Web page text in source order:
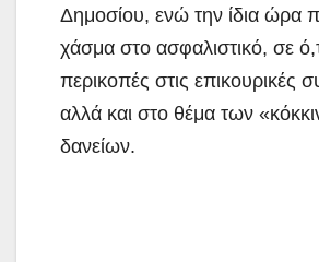
Δημοσίου, ενώ την ίδια ώρα
χάσμα στο ασφαλιστικό, σε
περικοπές στις επικουρικές
αλλά και στο θέμα των
δανείων.